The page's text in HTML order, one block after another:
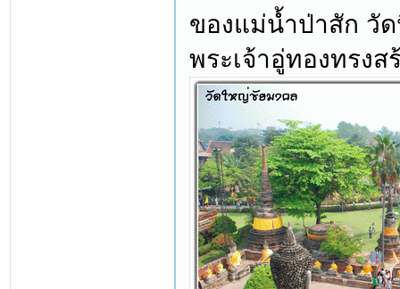
ของแม่น้ำป่าสัก วั
พระเจ้าอู่ทองทรง